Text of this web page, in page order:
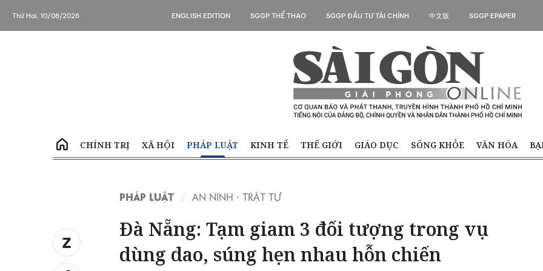
Thứ Hai, 10/08/2026 ENGLISH EDITION SGGP THỂ THAO SGGP ĐẦU TƯ TÀI CHÍNH 中文版 SGGP EPAPER
CHÍNH TRỊ XÃ HỘI PHÁP LUẬT KINH TẾ THẾ GIỚI GIÁO DỤC SỐNG KHỎE VĂN HÓA
PHÁP LUẬT AN NINH - TRẬT TỰ
Đà Nẵng: Tạm giam 3 đối tượng trong vụ
dùng dao, súng hẹn nhau hỗn chiến